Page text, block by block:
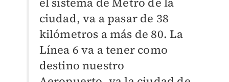
ciudad, va a pasar de 38
kilómetros a más de 80. La
Línea 6 va a tener como
destino nuestro